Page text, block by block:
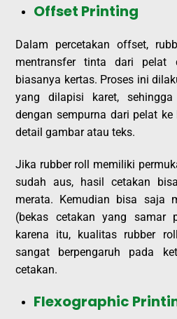
Offset Printing
Dalam percetakan offset,
mentransfer tinta dari pelat
biasanya kertas. Proses ini
yang dilapisi karet,
dengan sempurna dari pelat
detail gambar atau teks.
Jika rubber roll memiliki
sudah aus, hasil cetakan
merata. Kemudian bisa saja
(bekas cetakan yang samar
karena itu, kualitas rubber
sangat berpengaruh pada
cetakan.
Flexographic